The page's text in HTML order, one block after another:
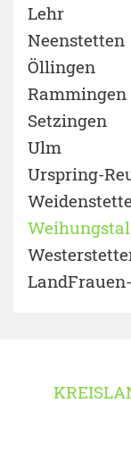
Lehr
Neenstetten
Öllingen
Rammingen
Setzingen
Ulm
Urspring-